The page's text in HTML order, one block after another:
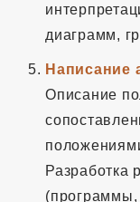
диаграмм,
Написание
Описание
Разработка
(программы,